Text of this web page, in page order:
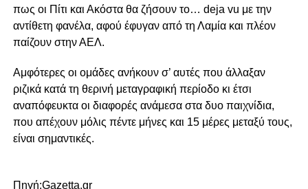
πως οι Πίτι και Ακόστα θα ζήσουν το… deja vu με την
αντίθετη φανέλα, αφού έφυγαν από τη Λαμία και πλέον
παίζουν στην ΑΕΛ.
Αμφότερες οι ομάδες ανήκουν σ’ αυτές που άλλαξαν
ριζικά κατά τη θερινή μεταγραφική περίοδο κι έτσι
αναπόφευκτα οι διαφορές ανάμεσα στα δυο παιχνίδια,
που απέχουν μόλις πέντε μήνες και 15 μέρες μεταξύ τους,
είναι σημαντικές.
Πηγή:Gazetta.gr